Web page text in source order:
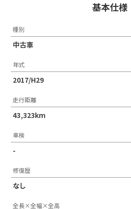
基本仕様
種別
中古車
年式
2017/H29
走行距離
43,323km
車検
-
修復歴
なし
全長×全幅×全高